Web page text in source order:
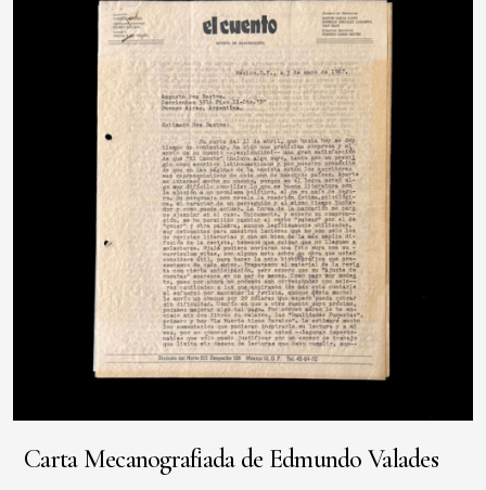
Carta Mecanografiada de Edmundo Valades